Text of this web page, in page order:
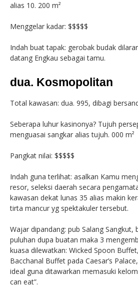
alias 10. 200 m²
Menggelar kadar: $$$$$
Indah buat tapak: gerobak budak
datang Engkau sebagai tamu.
dua. Kosmopolitan
Total kawasan: dua. 995, dibagi
Seberapa luhur kasinonya? Tujuh
menguasai sangkar alias tujuh. 000 m²
Pangkat nilai: $$$$$
Indah guna terlihat: asalkan Kamu
resor, seleksi daerah secara
kawasan dekat lunas 35 alias makin
tirta mancur yg spektakuler tersebut.
Wajar dipandang: pub Salang Sangkut,
puluhan dupa buatan maka 3
kuasa dilewatkan: Wicked Spoon
Bacchanal Buffet pada Caesar’s
ideal guna ditawarkan memasuki
can eat”.